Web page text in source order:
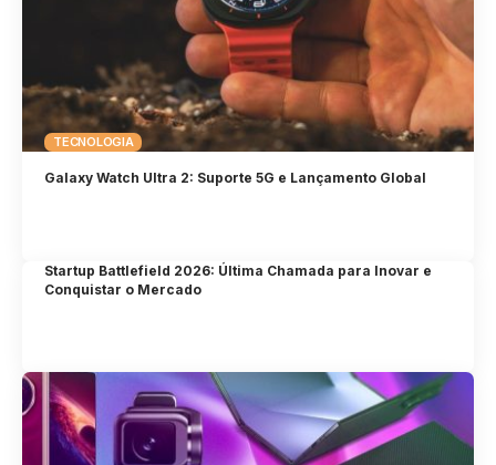
TECNOLOGIA
Galaxy Watch Ultra 2: Suporte 5G e Lançamento Global
Startup Battlefield 2026: Última Chamada para Inovar e
Conquistar o Mercado